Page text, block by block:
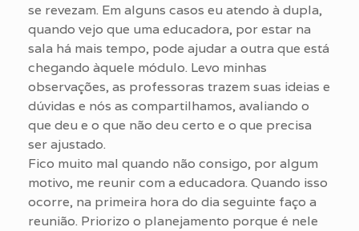
se revezam. Em alguns casos eu atendo à dupla,
quando vejo que uma educadora, por estar na
sala há mais tempo, pode ajudar a outra que está
chegando àquele módulo. Levo minhas
observações, as professoras trazem suas ideias e
dúvidas e nós as compartilhamos, avaliando o
que deu e o que não deu certo e o que precisa
ser ajustado.
Fico muito mal quando não consigo, por algum
motivo, me reunir com a educadora. Quando isso
ocorre, na primeira hora do dia seguinte faço a
reunião. Priorizo o planejamento porque é nele